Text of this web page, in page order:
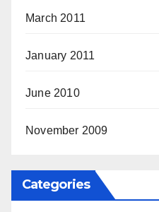
March 2011
January 2011
June 2010
November 2009
Categories